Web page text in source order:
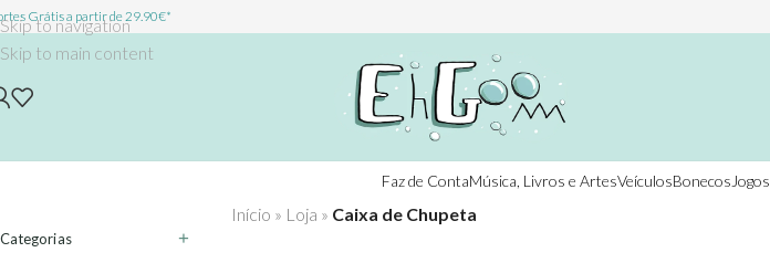
Skip to navigation
Skip to main content
Grátis a partir de 29.90€*
Faz de ContaMúsica, Livros e ArtesVeículosBonecos Jogos
Categorias
Início » Loja » Caixa de Chupeta